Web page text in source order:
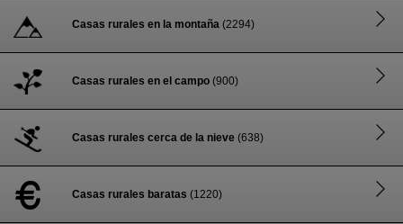
Casas rurales en la montaña (2294)
Casas rurales en el campo (900)
Casas rurales cerca de la nieve (638)
Casas rurales baratas (1220)